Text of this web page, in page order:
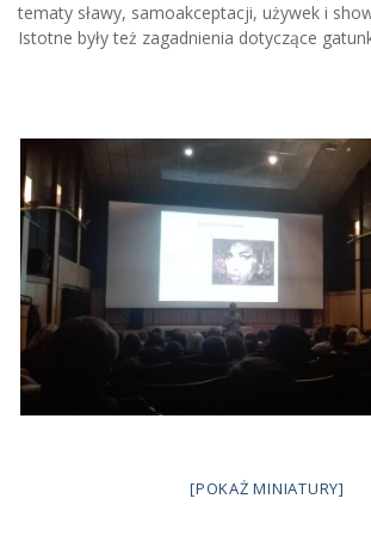
tematy sławy, samoakceptacji, używek i
Istotne były też zagadnienia dotyczące
[POKAŻ MINIATURY]